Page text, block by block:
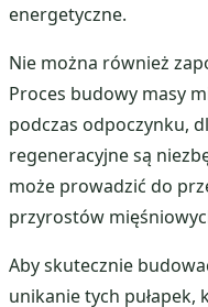
energetyczne.
Nie można również
Proces budowy masy
podczas odpoczynku,
regeneracyjne są
może prowadzić do
przyrostów
Aby skutecznie
unikanie tych pułapek,